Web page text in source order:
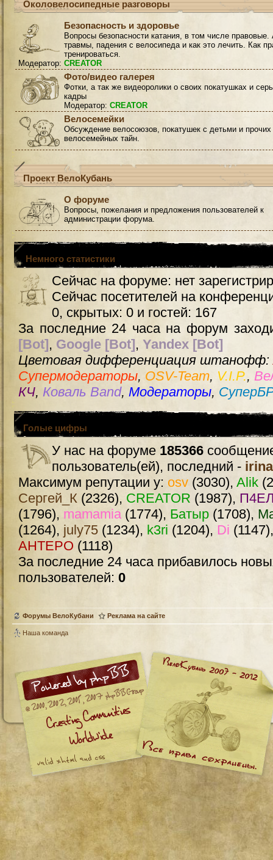
Околовелосипедные разговоры
Безопасность и здоровье
Вопросы безопасности катания, в том числе правовые.
травмы, падения с велосипеда и как это лечить. Как
тренироваться.
Модератор: CREATOR
Фото/видео галерея
Фотки, а так же видеоролики о своих покатушках и
кадры
Модератор: CREATOR
Велосемейки
Обсуждение велосоюзов, покатушек с детьми и прочих
велосемейных тайн.
Проект ВелоКубань
О форуме
Вопросы, пожелания и предложения пользователей к
администрации форума.
Немного статистики
Сейчас на форуме: нет
Сейчас посетителей на
0, скрытых: 0 и гостей: 167
За последние 24 часа на форум
[Bot], Google [Bot], Yandex [Bot]
Цветовая дифференциация штанофф:
Супермодераторы, OSV-Team, V.I.P.,
КЧ, Коваль Band, Модераторы,
Голые цифры
У нас на форуме 185366
пользователь(ей), последний -
Максимум репутации у: osv (3030), Alik
Сергей_К (2326), CREATOR (1987),
(1796), mamamia(1774), Батыр (1708),
(1264), july75 (1234), k3ri (1204), Di
AHTEPO (1118)
За последние 24 часа прибавилось
пользователей: 0
Форумы ВелоКубани Реклама на сайте
Наша команда